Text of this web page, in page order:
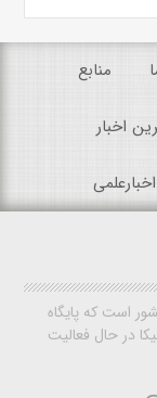
منابع
اخبار
است که پایگاه
در حال فعالیت